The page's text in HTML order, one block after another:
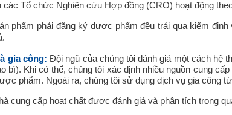
các Tổ chức Nghiên cứu Hợp đồng (CRO) hoạt động
phẩm phải đăng ký dược phẩm đều trải qua kiểm
gia công: Đội ngũ của chúng tôi đánh giá một cách hệ
bì). Khi có thể, chúng tôi xác định nhiều nguồn cung
phẩm. Ngoài ra, chúng tôi sử dụng dịch vụ gia công
cung cấp hoạt chất được đánh giá và phân tích trong